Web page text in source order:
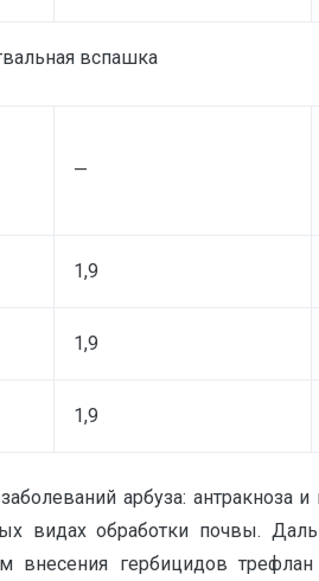
вспашка
—
1,9
1,9
1,9
арбуза: антракноза
видах обработки почвы.
гербицидов